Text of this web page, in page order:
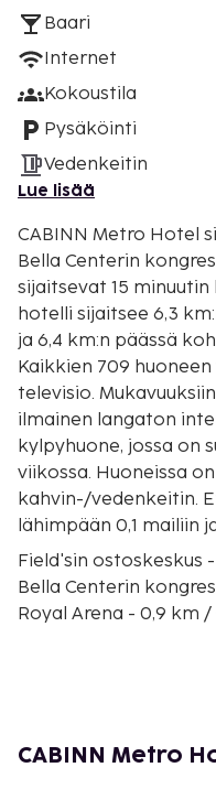
Baari
Internet
Kokoustila
Pysäköinti
Vedenkeitin
Lue lisää
CABINN Metro Hotel
Bella Centerin
sijaitsevat 15 minuutin
hotelli sijaitsee 6,3
ja 6,4 km:n päässä
Kaikkien 709 huoneen
televisio.
ilmainen langaton
kylpyhuone, jossa on
viikossa. Huoneissa
kahvin-/vedenkeitin.
lähimpään 0,1 mailiin
Field'sin ostoskeskus
Bella Centerin
Royal Arena - 0,9 km /
2,8 mi
CABINN Metro